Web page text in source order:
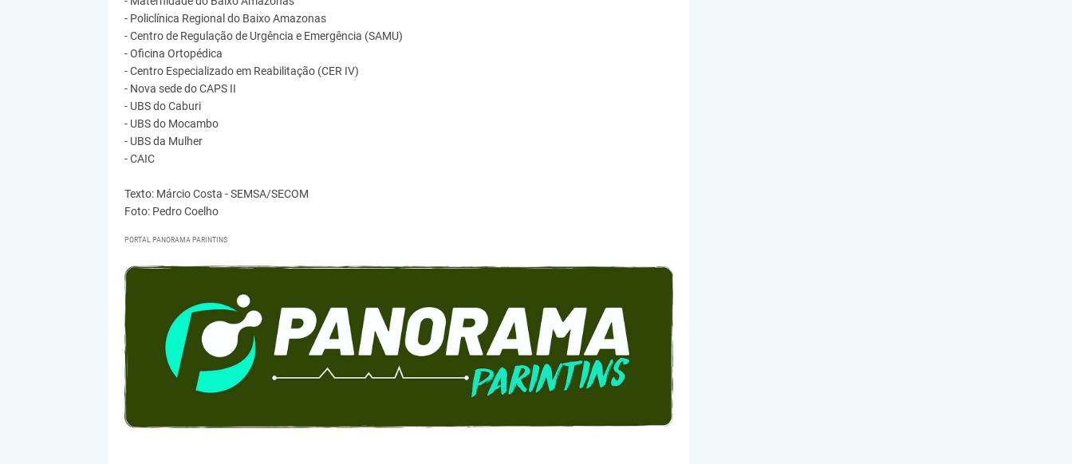
- Policlínica Regional do Baixo Amazonas
- Centro de Regulação de Urgência e Emergência (SAMU)
- Oficina Ortopédica
- Centro Especializado em Reabilitação (CER IV)
- Nova sede do CAPS II
- UBS do Caburi
- UBS do Mocambo
- UBS da Mulher
- CAIC
Texto: Márcio Costa - SEMSA/SECOM
Foto: Pedro Coelho
PORTAL PANORAMA PARINTINS